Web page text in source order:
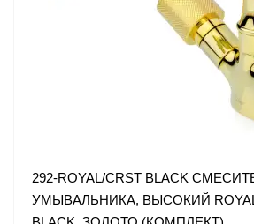
292-ROYAL/CRST BLACK
УМЫВАЛЬНИКА, ВЫСОКИЙ ROYAL